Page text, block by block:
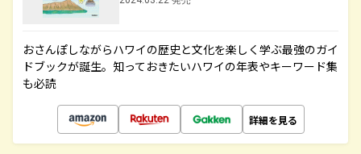
おさんぽしながらハワイの歴史と文化を楽しく学ぶ最強のガイ
ドブックが誕生。知っておきたいハワイの年表やキーワード集
も必読
詳細を見る